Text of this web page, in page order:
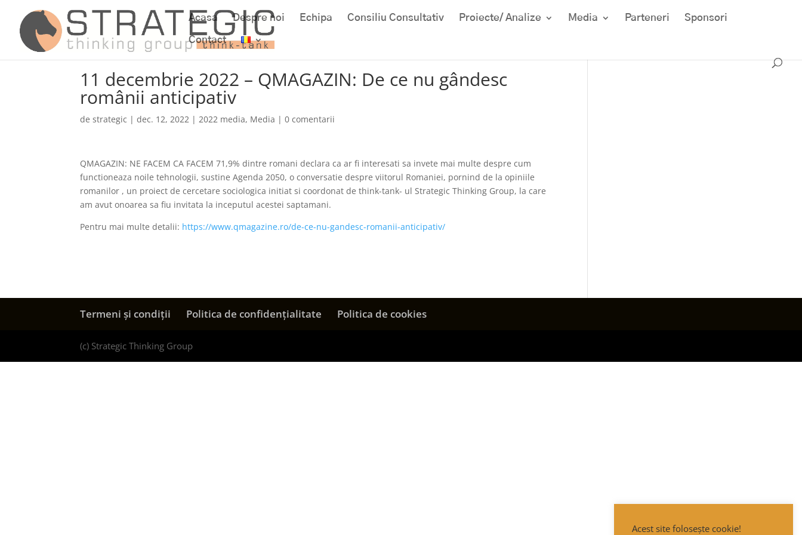
Acasa Despre noi Echipa Consiliu Consultativ Proiecte/ Analize Media Parteneri Sponsori
Contact
11 decembrie 2022 – QMAGAZIN: De ce nu gândesc
românii anticipativ
destrategic |dec. 12, 2022 |2022 media, Media |0 comentarii
QMAGAZIN: NE FACEM CA FACEM 71,9% dintre romani declara ca ar fi interesati sa invete mai multe despre cum
functioneaza noile tehnologii, sustine Agenda 2050, o conversatie despre viitorul Romaniei, pornind de la opiniile
romanilor , un proiect de cercetare sociologica initiat si coordonat de think-tank- ul Strategic Thinking Group, la care
am avut onoarea sa fiu invitata la inceputul acestei saptamani.
Pentru mai multe detalii: https://www.qmagazine.ro/de-ce-nu-gandesc-romanii-anticipativ/
Termeni și condiții Politica de confidențialitate Politica de cookies
(c) Strategic Thinking Group
Acest site folosește cookie!